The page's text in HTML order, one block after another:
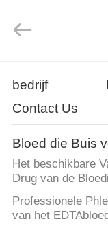
ONS
Devices
bedrijf
Contact Us
Bloed die Buis
Het beschikbare
Drug van de
Professionele
van het